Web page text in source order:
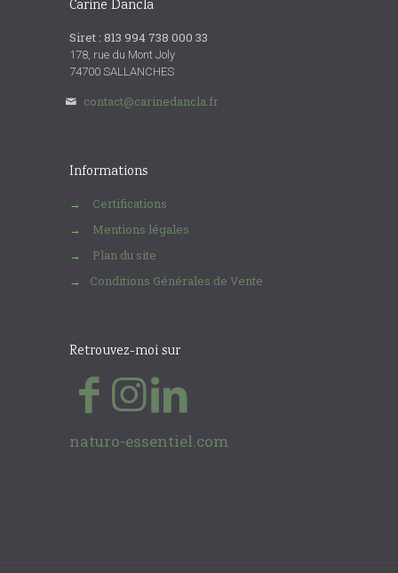
Carine Dancla
Siret : 813 994 738 000 33
178, rue du Mont Joly
74700 SALLANCHES
contact@carinedancla.fr
Informations
→ Certifications
→ Mentions légales
→ Plan du site
→ Conditions Générales de Vente
Retrouvez-moi sur
naturo-essentiel.com